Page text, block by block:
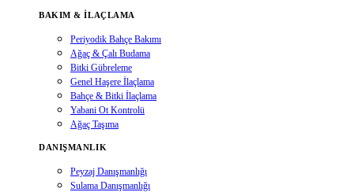
BAKIM & İLAÇLAMA
Periyodik Bahçe Bakımı
Ağaç & Çalı Budama
Bitki Gübreleme
Genel Haşere İlaçlama
Bahçe & Bitki İlaçlama
Yabani Ot Kontrolü
Ağaç Taşıma
DANIŞMANLIK
Peyzaj Danışmanlığı
Sulama Danışmanlığı